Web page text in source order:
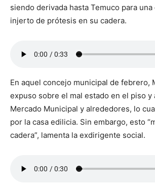
siendo derivada hasta Temuco para
injerto de prótesis en su cadera.
En aquel concejo municipal de febrero,
expuso sobre el mal estado en el piso y
Mercado Municipal y alrededores, lo
por la casa edilicia. Sin embargo, esto
cadera”, lamenta la exdirigente social.